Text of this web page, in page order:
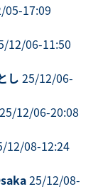
05-17:09
12/06-11:50
し 25/12/06-
25/12/06-20:08
12/08-12:24
25/12/08-